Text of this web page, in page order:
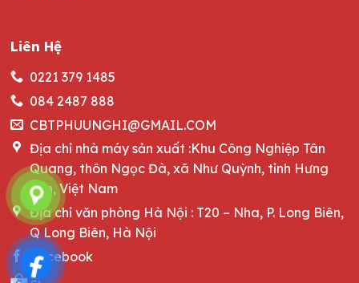
Liên Hệ
0221 379 1485
084 2487 888
CBTPHUUNGHI@GMAIL.COM
Địa chỉ nhà máy sản xuất :Khu Công Nghiệp Tân
Quang, thôn Ngọc Đà, xã Như Quỳnh, tỉnh Hưng
Yên, Việt Nam
Địa chỉ văn phòng Hà Nội : T20 – Nha, P. Long Biên,
Q Long Biên, Hà Nội
Facebook